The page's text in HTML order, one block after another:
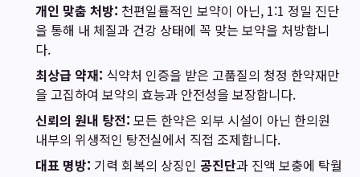
개인 맞춤 처방: 천편일률적인 보약이 아닌, 1:1 정밀 진단
을 통해 내 체질과 건강 상태에 꼭 맞는 보약을 처방합니
다.
최상급 약재: 식약처 인증을 받은 고품질의 청정 한약재만
을 고집하여 보약의 효능과 안전성을 보장합니다.
신뢰의 원내 탕전: 모든 한약은 외부 시설이 아닌 한의원
내부의 위생적인 탕전실에서 직접 조제합니다.
대표 명방: 기력 회복의 상징인 공진단과 진액 보충에 탁월